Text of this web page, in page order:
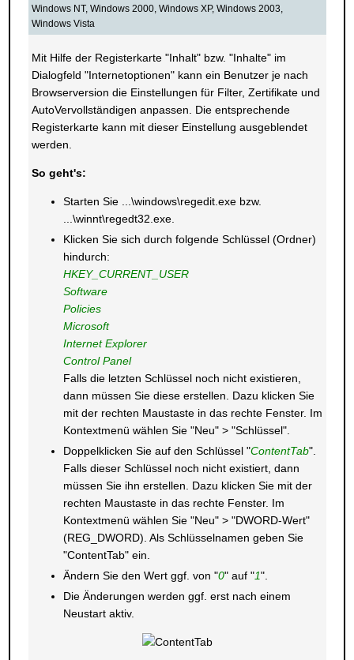
Windows NT, Windows 2000, Windows XP, Windows 2003,
Windows Vista
Mit Hilfe der Registerkarte "Inhalt" bzw. "Inhalte" im
Dialogfeld "Internetoptionen" kann ein Benutzer je nach
Browserversion die Einstellungen für Filter, Zertifikate und
AutoVervollständigen anpassen. Die entsprechende
Registerkarte kann mit dieser Einstellung ausgeblendet
werden.
So geht's:
Starten Sie ...\windows\regedit.exe bzw.
...\winnt\regedt32.exe.
Klicken Sie sich durch folgende Schlüssel (Ordner)
hindurch:
HKEY_CURRENT_USER
Software
Policies
Microsoft
Internet Explorer
Control Panel
Falls die letzten Schlüssel noch nicht existieren,
dann müssen Sie diese erstellen. Dazu klicken Sie
mit der rechten Maustaste in das rechte Fenster. Im
Kontextmenü wählen Sie "Neu" > "Schlüssel".
Doppelklicken Sie auf den Schlüssel "ContentTab".
Falls dieser Schlüssel noch nicht existiert, dann
müssen Sie ihn erstellen. Dazu klicken Sie mit der
rechten Maustaste in das rechte Fenster. Im
Kontextmenü wählen Sie "Neu" > "DWORD-Wert"
(REG_DWORD). Als Schlüsselnamen geben Sie
"ContentTab" ein.
Ändern Sie den Wert ggf. von "0" auf "1".
Die Änderungen werden ggf. erst nach einem
Neustart aktiv.